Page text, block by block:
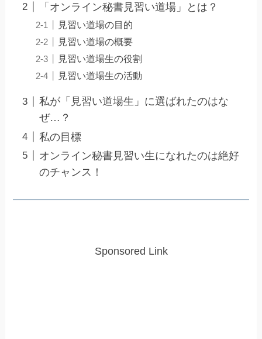
「オンライン秘書見習い道場」とは？
見習い道場の目的
見習い道場の概要
見習い道場生の役割
見習い道場生の活動
私が「見習い道場生」に選ばれたのはな
ぜ…？
私の目標
オンライン秘書見習い生になれたのは絶好
のチャンス！
Sponsored Link